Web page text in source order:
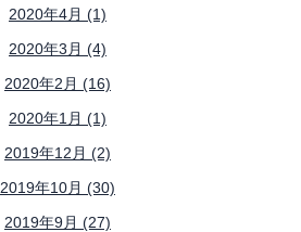
2020年4月 (1)
2020年3月 (4)
2020年2月 (16)
2020年1月 (1)
2019年12月 (2)
2019年10月 (30)
2019年9月 (27)